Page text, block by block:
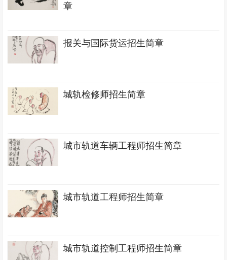
章
报关与国际货运招生简章
城轨检修师招生简章
城市轨道车辆工程师招生简章
城市轨道工程师招生简章
城市轨道控制工程师招生简章